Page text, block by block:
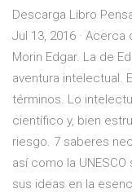
Descarga Libro
Jul 13, 2016 ·
Morin Edgar. La de
aventura intelectual.
términos. Lo
científico y, bien
riesgo. 7 saberes
así como la
sus ideas en la